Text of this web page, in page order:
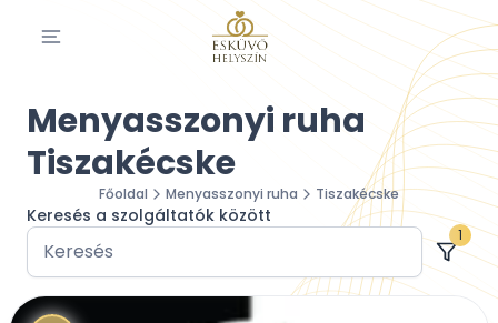
Menyasszonyi ruha
Tiszakécske
Főoldal Menyasszonyi ruha Tiszakécske
Keresés a szolgáltatók között
1